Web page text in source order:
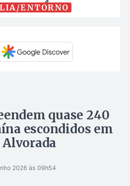
ENTORNO
quase 240
escondidos em
2026 às 09h54